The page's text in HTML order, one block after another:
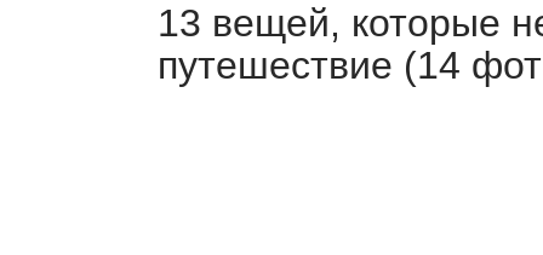
13 вещей, которые
путешествие (14